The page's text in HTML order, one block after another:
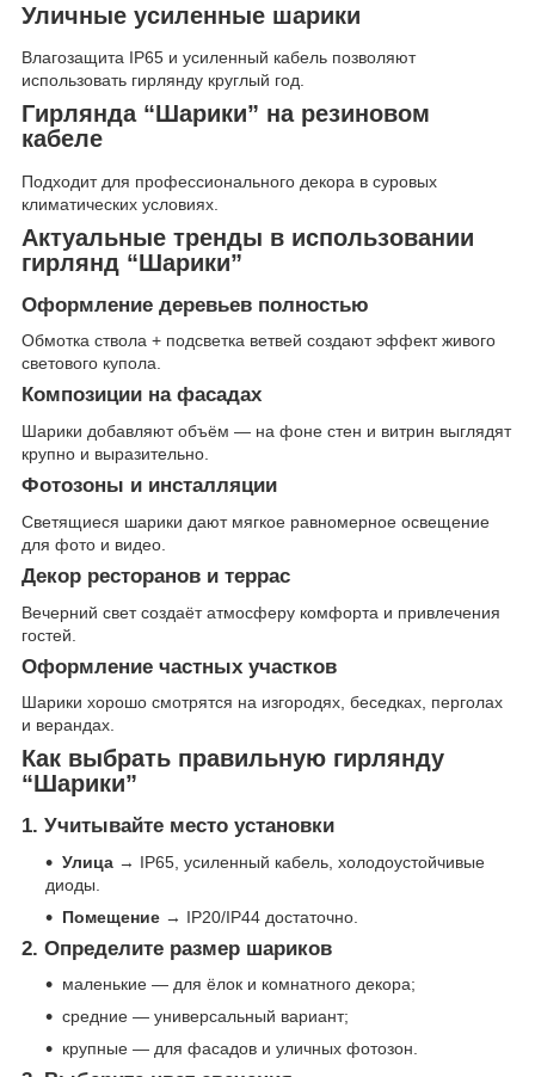
Уличные усиленные шарики
Влагозащита IP65 и усиленный кабель позволяют
использовать гирлянду круглый год.
Гирлянда “Шарики” на резиновом
кабеле
Подходит для профессионального декора в суровых
климатических условиях.
Актуальные тренды в использовании
гирлянд “Шарики”
Оформление деревьев полностью
Обмотка ствола + подсветка ветвей создают эффект живого
светового купола.
Композиции на фасадах
Шарики добавляют объём — на фоне стен и витрин выглядят
крупно и выразительно.
Фотозоны и инсталляции
Светящиеся шарики дают мягкое равномерное освещение
для фото и видео.
Декор ресторанов и террас
Вечерний свет создаёт атмосферу комфорта и привлечения
гостей.
Оформление частных участков
Шарики хорошо смотрятся на изгородях, беседках, перголах
и верандах.
Как выбрать правильную гирлянду
“Шарики”
1. Учитывайте место установки
Улица → IP65, усиленный кабель, холодоустойчивые
диоды.
Помещение → IP20/IP44 достаточно.
2. Определите размер шариков
маленькие — для ёлок и комнатного декора;
средние — универсальный вариант;
крупные — для фасадов и уличных фотозон.